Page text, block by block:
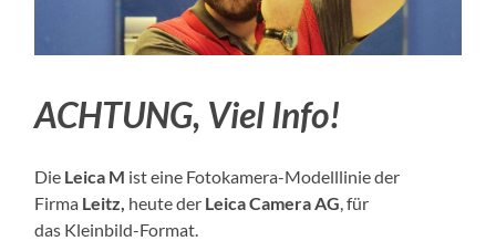
ACHTUNG, Viel Info!
Die Leica M ist eine Fotokamera-Modelllinie der
Firma Leitz, heute der Leica Camera AG , für
das Kleinbild-Format.